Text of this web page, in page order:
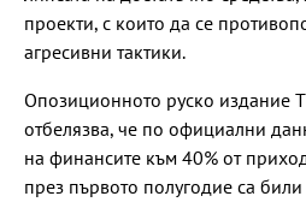
проекти, с които да се
агресивни тактики.
Опозиционното руско издание
отбелязва, че по официални
на финансите към 40% от
през първото полугодие са